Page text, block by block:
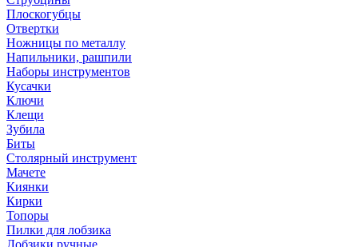
Плоскогубцы
Отвертки
Ножницы по металлу
Напильники, рашпили
Наборы инструментов
Кусачки
Ключи
Клещи
Зубила
Биты
Столярный инструмент
Мачете
Киянки
Кирки
Топоры
Пилки для лобзика
Лобзики ручные